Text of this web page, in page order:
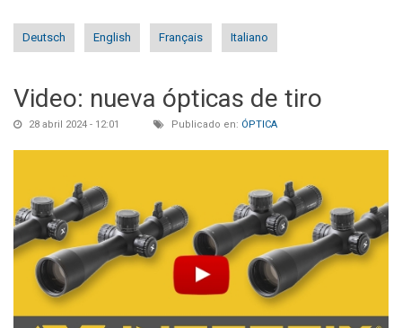
Deutsch English Français Italiano
Video: nueva ópticas de tiro
28 abril 2024 - 12:01 Publicado en: ÓPTICA